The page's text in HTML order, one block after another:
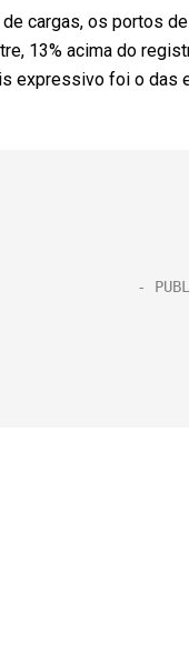
cargas, os portos
13% acima do
expressivo foi o das